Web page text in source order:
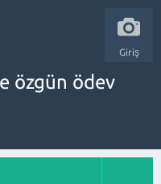
Giriş
özgün ödev